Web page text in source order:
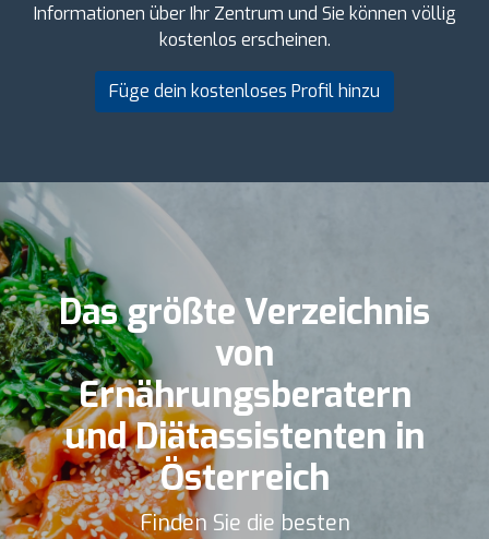
Informationen über Ihr Zentrum und Sie können völlig
kostenlos erscheinen.
Füge dein kostenloses Profil hinzu
Das größte Verzeichnis
von
Ernährungsberatern
und Diätassistenten in
Österreich
Finden Sie die besten